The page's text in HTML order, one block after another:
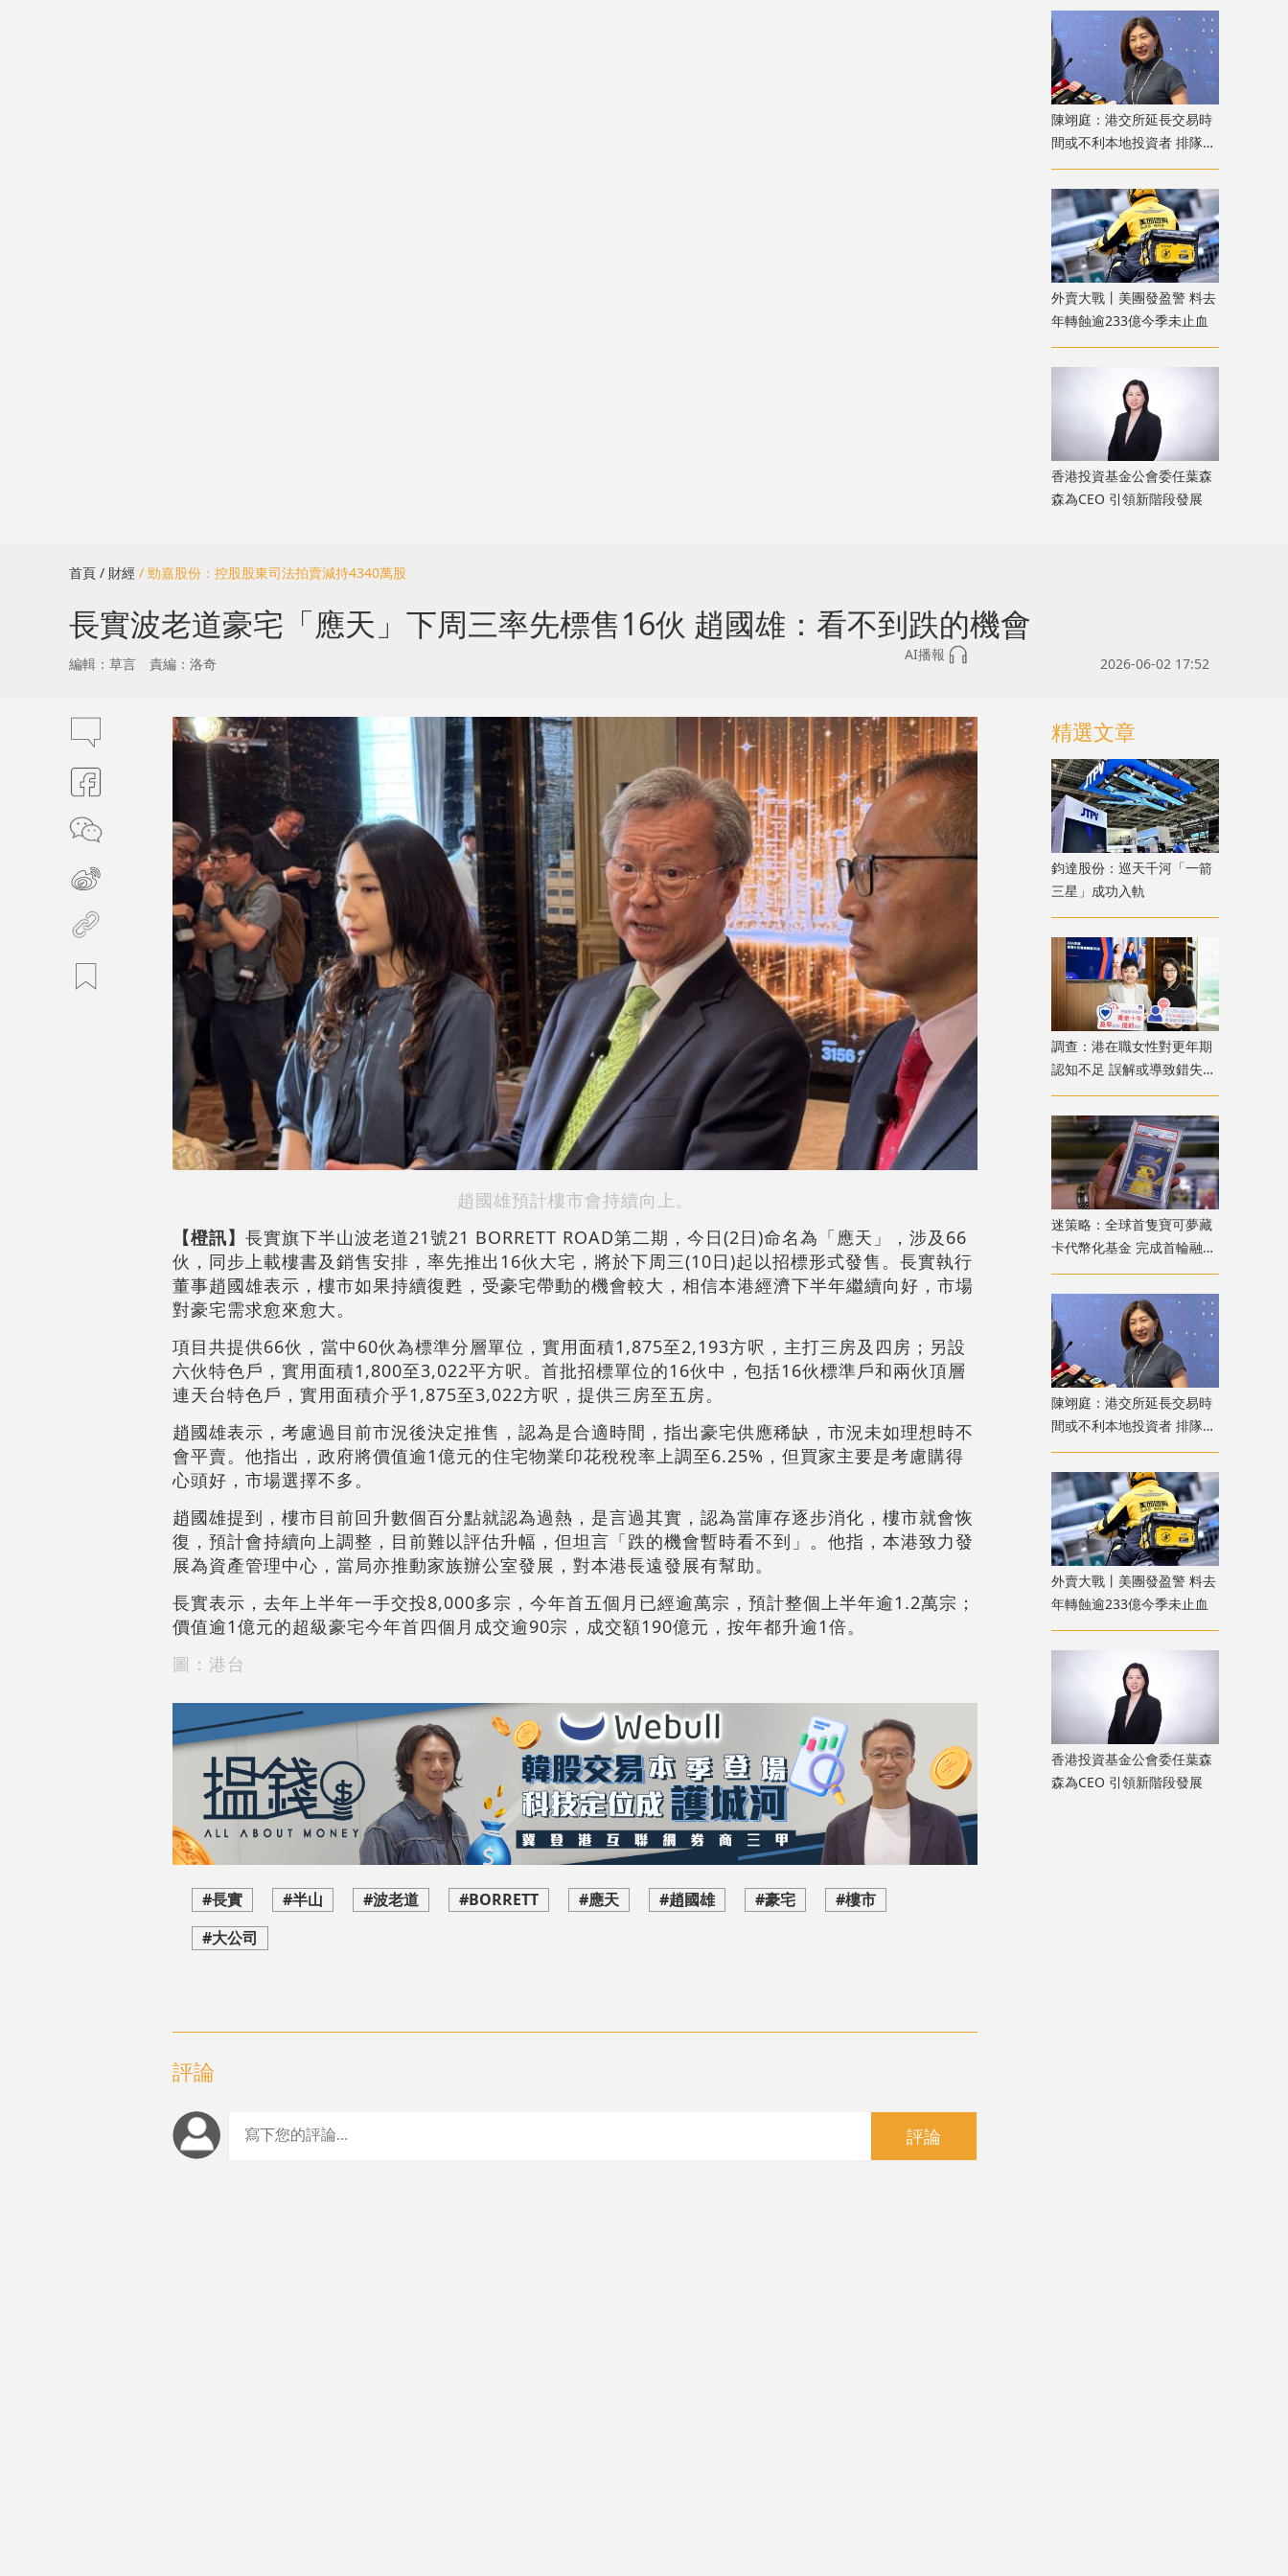
陳翊庭：港交所延長交易時
間或不利本地投資者 排隊上
市公司數量創新高
外賣大戰丨美團發盈警 料去
年轉蝕逾233億今季未止血
香港投資基金公會委任葉森
森為CEO 引領新階段發展
首頁 / 財經 / 勁嘉股份：控股股東司法拍賣減持4340萬股
長實波老道豪宅「應天」下周三率先標售16伙 趙國雄：看不到跌的機會
AI播報
編輯：草言 責編：洛奇 2026-06-02 17:52
趙國雄預計樓市會持續向上。
【橙訊】 長實旗下半山波老道21號21 BORRETT ROAD第二期，今日(2日)命名為「應天」，涉及66
伙，同步上載樓書及銷售安排，率先推出16伙大宅，將於下周三(10日)起以招標形式發售。長實執行
董事趙國雄表示，樓市如果持續復甦，受豪宅帶動的機會較大，相信本港經濟下半年繼續向好，市場
對豪宅需求愈來愈大。
項目共提供66伙，當中60伙為標準分層單位，實用面積1,875至2,193方呎，主打三房及四房；另設
六伙特色戶，實用面積1,800至3,022平方呎。首批招標單位的16伙中，包括16伙標準戶和兩伙頂層
連天台特色戶，實用面積介乎1,875至3,022方呎，提供三房至五房。
趙國雄表示，考慮過目前市況後決定推售，認為是合適時間，指出豪宅供應稀缺，市況未如理想時不
會平賣。他指出，政府將價值逾1億元的住宅物業印花稅稅率上調至6.25%，但買家主要是考慮購得
心頭好，市場選擇不多。
趙國雄提到，樓市目前回升數個百分點就認為過熱，是言過其實，認為當庫存逐步消化，樓市就會恢
復，預計會持續向上調整，目前難以評估升幅，但坦言「跌的機會暫時看不到」。他指，本港致力發
展為資產管理中心，當局亦推動家族辦公室發展，對本港長遠發展有幫助。
長實表示，去年上半年一手交投8,000多宗，今年首五個月已經逾萬宗，預計整個上半年逾1.2萬宗；
價值逾1億元的超級豪宅今年首四個月成交逾90宗，成交額190億元，按年都升逾1倍。
圖：港台
#長實 #半山 #波老道 #BORRETT #應天 #趙國雄 #豪宅
#樓市
#大公司
評論
評論
精選文章
鈞達股份：巡天千河「一箭
三星」成功入軌
調查：港在職女性對更年期
認知不足 誤解或導致錯失
「黃金預防期」
迷策略：全球首隻寶可夢藏
卡代幣化基金 完成首輪融資
兼獲超購
陳翊庭：港交所延長交易時
間或不利本地投資者 排隊上
市公司數量創新高
外賣大戰丨美團發盈警 料去
年轉蝕逾233億今季未止血
香港投資基金公會委任葉森
森為CEO 引領新階段發展